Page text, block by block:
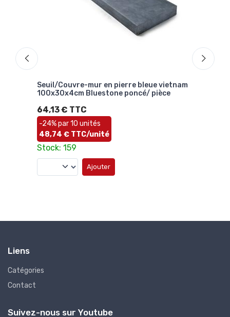
Seuil/Couvre-mur en pierre bleue vietnam
100x30x4cm Bluestone poncé/ pièce
64,13 € TTC
-24% par 10 unités
48,74 € TTC/unité
Stock: 159
Ajouter
Liens
Catégories
Contact
Suivez-nous sur Youtube